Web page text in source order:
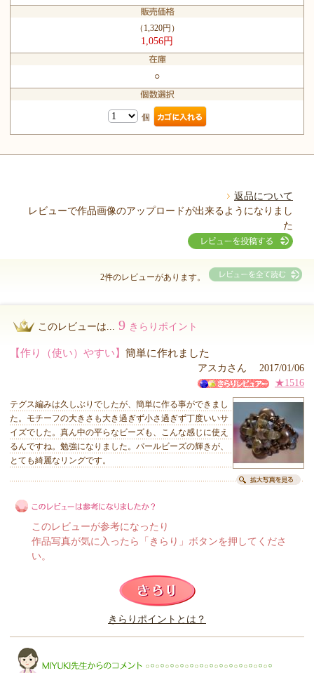
（1,320円）
1,056円
○
個
返品について
レビューで作品画像のアップロードが出来るようになりまし
た
2件のレビューがあります。
このレビューは... 9 きらりポイント
【作り（使い）やすい】 簡単に作れました
アスカさん 2017/01/06
★1516
テグス編みは久しぶりでしたが、簡単に作る事ができまし
た。モチーフの大きさも大き過ぎず小さ過ぎず丁度いいサ
イズでした。真ん中の平らなビーズも、こんな感じに使え
るんですね。勉強になりました。パールビーズの輝きが、
とても綺麗なリングです。
このレビューは参考になりましたか？
このレビューが参考になったり
作品写真が気に入ったら「きらり」ボタンを押してくださ
い。
きらりポイントとは？